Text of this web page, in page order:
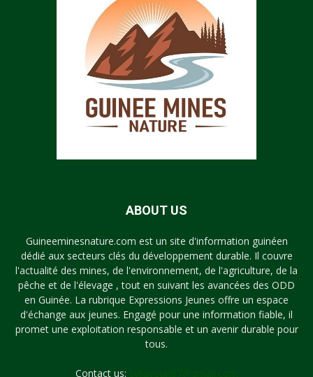
ABOUT US
Guineeminesnature.com est un site d'information guinéen
dédié aux secteurs clés du développement durable. Il couvre
l'actualité des mines, de l'environnement, de l'agriculture, de la
pêche et de l'élevage , tout en suivant les avancées des ODD
en Guinée. La rubrique Expressions Jeunes offre un espace
d'échange aux jeunes. Engagé pour une information fiable, il
promet une exploitation responsable et un avenir durable pour
tous.
Contact us: